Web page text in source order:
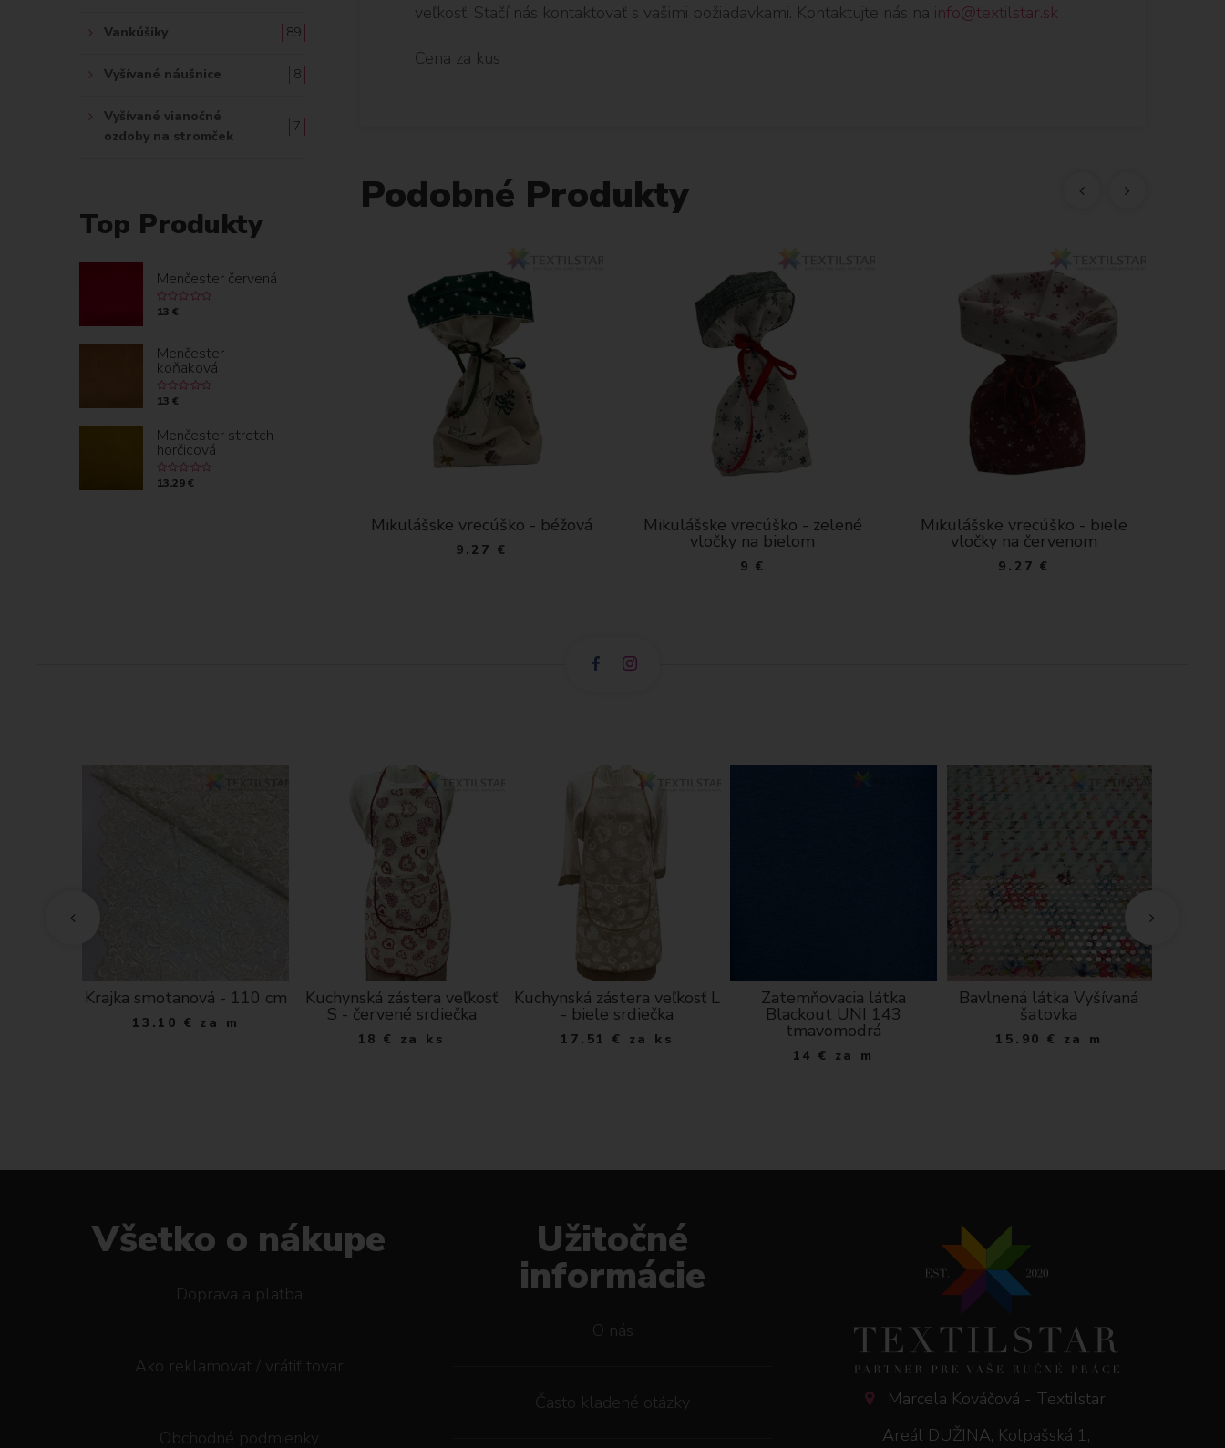
veľkosť. Stačí nás kontaktovať s vašimi požiadavkami. Kontaktujte nás na info@textilstar.sk
Cena za kus
Podobné Produkty
Mikulášske vrecúško - béžová
9.27 €
Mikulášske vrecúško - zelené
vločky na bielom
9 €
Mikulášske vrecúško - biele
vločky na červenom
9.27 €
Vankúšiky 89
Vyšívané náušnice 8
Vyšívané vianočné
ozdoby na stromček
7
Top Produkty
Menčester červená
13 €
Menčester
koňaková
13 €
Menčester stretch
horčicová
13.29 €
Krajka smotanová - 110 cm
13.10 € za m
Kuchynská zástera veľkosť
S - červené srdiečka
18 € za ks
Kuchynská zástera veľkosť L
- biele srdiečka
17.51 € za ks
Zatemňovacia látka
Blackout UNI 143
tmavomodrá
14 € za m
Bavlnená látka Vyšívaná
šatovka
15.90 € za m
Marcela Kováčová - Textilstar,
Areál DUŽINA, Kolpašská 1,
Všetko o nákupe
Doprava a platba
Ako reklamovat / vrátiť tovar
Obchodné podmienky
Užitočné
informácie
O nás
Často kladené otázky